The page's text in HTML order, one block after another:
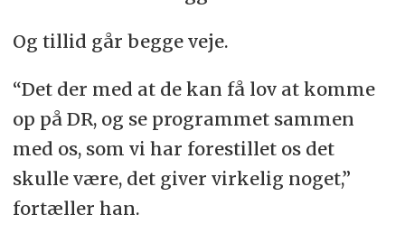
Og tillid går begge veje.
“Det der med at de kan få lov at komme
op på DR, og se programmet sammen
med os, som vi har forestillet os det
skulle være, det giver virkelig noget,”
fortæller han.